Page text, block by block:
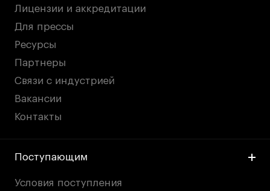
Лицензии и аккредитации
Для прессы
Ресурсы
Партнеры
Связи с индустрией
Вакансии
Контакты
Поступающим
Условия поступления